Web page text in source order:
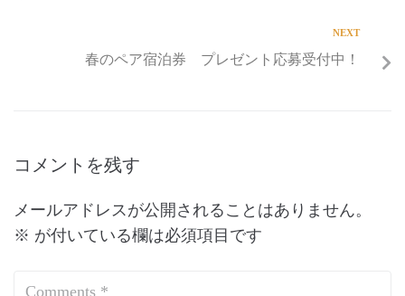
NEXT
春のペア宿泊券 プレゼント応募受付中！
コメントを残す
メールアドレスが公開されることはありません。
※ が付いている欄は必須項目です